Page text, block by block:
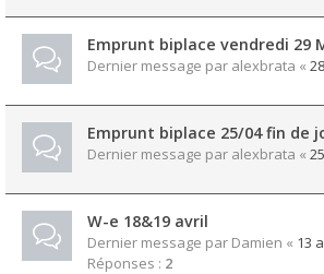
Emprunt biplace vendredi 29
Dernier message par alexbrata «
Emprunt biplace 25/04 fin de
Dernier message par alexbrata «
W-e 18&19 avril
Dernier message par Damien « 13
Réponses : 2